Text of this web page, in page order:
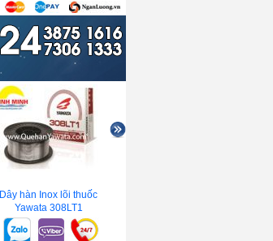
Dây hàn Inox lõi thuốc
Yawata 308LT1